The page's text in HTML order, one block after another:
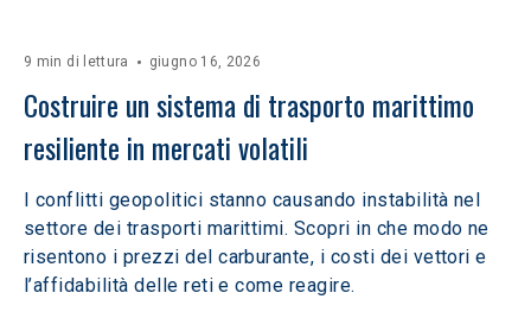
9 min di lettura giugno 16, 2026
Costruire un sistema di trasporto marittimo
resiliente in mercati volatili
I conflitti geopolitici stanno causando instabilità nel
settore dei trasporti marittimi. Scopri in che modo ne
risentono i prezzi del carburante, i costi dei vettori e
l’affidabilità delle reti e come reagire.